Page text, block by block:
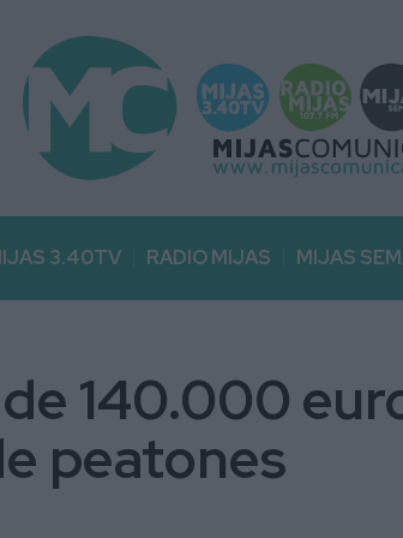
3.40TV RADIO MIJAS MIJAS
140.000
peatones